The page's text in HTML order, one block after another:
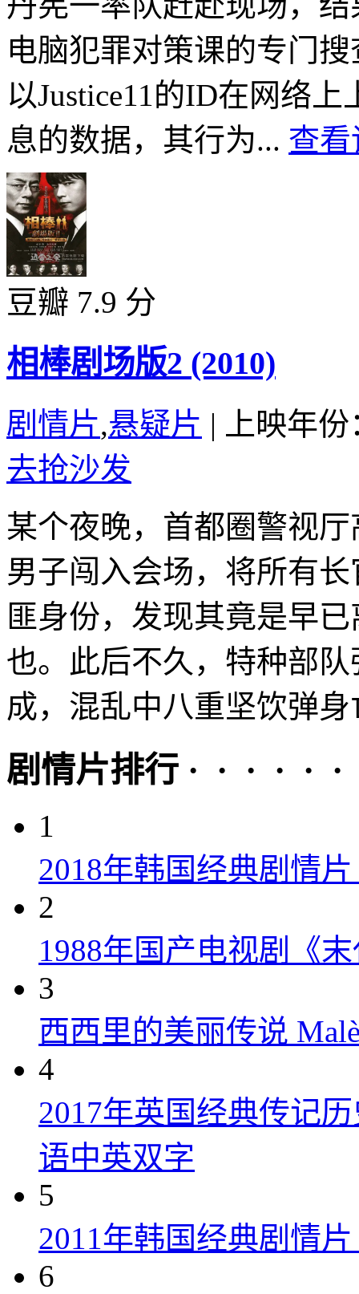
电脑犯罪对策课的专门
以Justice11的ID在网络
息的数据，其行为... 查看
豆瓣 7.9 分
相棒剧场版2 (2010)
剧情片,悬疑片 |
上映年
去抢沙发
某个夜晚，首都圈警视
男子闯入会场，将所有
匪身份，发现其竟是早
也。此后不久，特种部
成，混乱中八重坚饮弹
剧情片排行 · · · · · ·
1
2018年韩国经典剧情
2
1988年国产电视剧《
3
西西里的美丽传说
4
2017年英国经典传记
语中英双字
5
2011年韩国经典剧情
6